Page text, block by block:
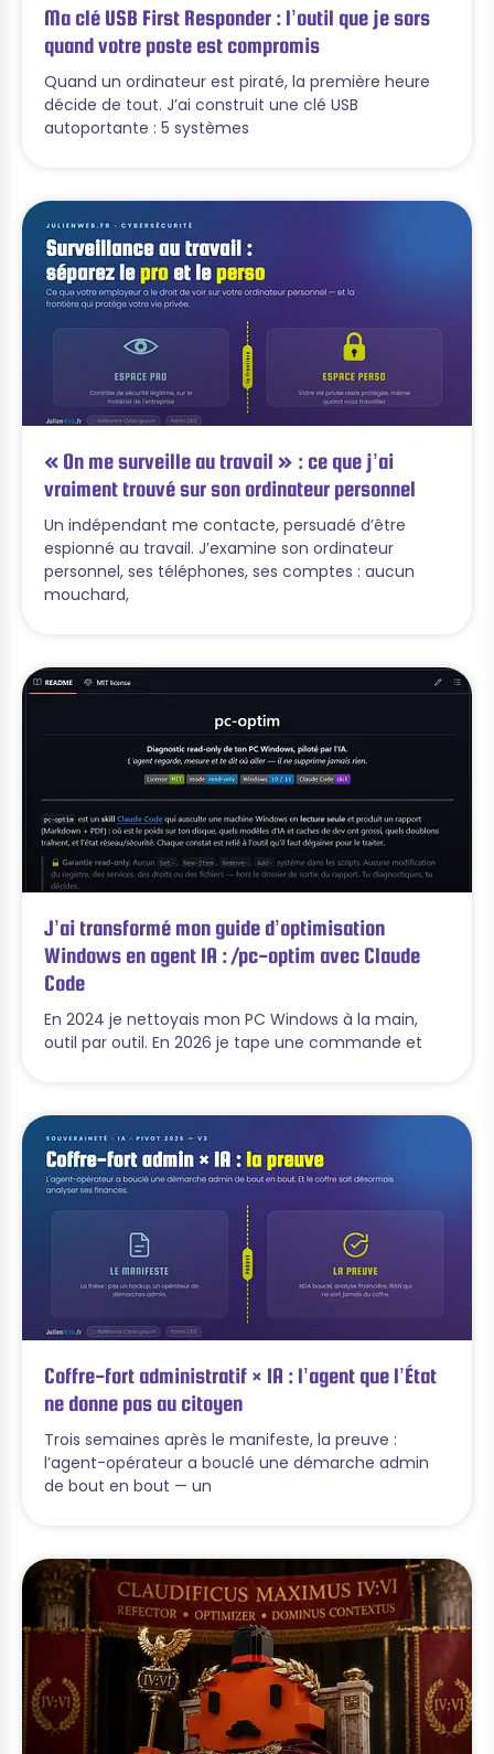
Ma clé USB First Responder : l’outil que je sors
quand votre poste est compromis
Quand un ordinateur est piraté, la première heure
décide de tout. J’ai construit une clé USB
autoportante : 5 systèmes
« On me surveille au travail » : ce que j’ai
vraiment trouvé sur son ordinateur personnel
Un indépendant me contacte, persuadé d’être
espionné au travail. J’examine son ordinateur
personnel, ses téléphones, ses comptes : aucun
mouchard,
J’ai transformé mon guide d’optimisation
Windows en agent IA : /pc-optim avec Claude
Code
En 2024 je nettoyais mon PC Windows à la main,
outil par outil. En 2026 je tape une commande et
Coffre-fort administratif × IA : l’agent que l’État
ne donne pas au citoyen
Trois semaines après le manifeste, la preuve :
l’agent-opérateur a bouclé une démarche admin
de bout en bout — un